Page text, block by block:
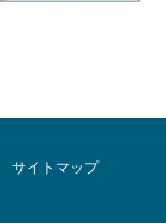
サイトマップ